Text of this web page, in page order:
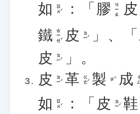
如 ㄖㄨˊ ：「 膠 ㄐㄧㄠ 皮
鐵 ㄊㄧㄝˇ 皮 ㄆㄧˊ 」、「
皮 ㄆㄧˊ
」。
皮 ㄆㄧˊ 革 ㄍㄜˊ 製 ㄓˋ 成 ㄔ
如 ㄖㄨˊ ：「 皮 ㄆㄧˊ 鞋